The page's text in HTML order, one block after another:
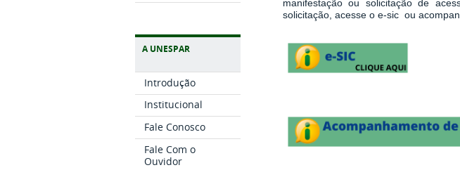
A UNESPAR
Introdução
Institucional
Fale Conosco
Fale Com o
Ouvidor
manifestação ou solicitação de
solicitação, acesse o e-sic ou